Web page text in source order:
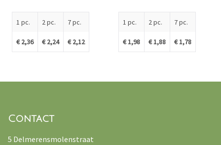
1 pc.
€ 2,36
2 pc.
€ 2,24
7 pc.
€ 2,12
1 pc.
€ 1,98
2 pc.
€ 1,88
7 pc.
€ 1,78
Contact
5 Delmerensmolenstraat